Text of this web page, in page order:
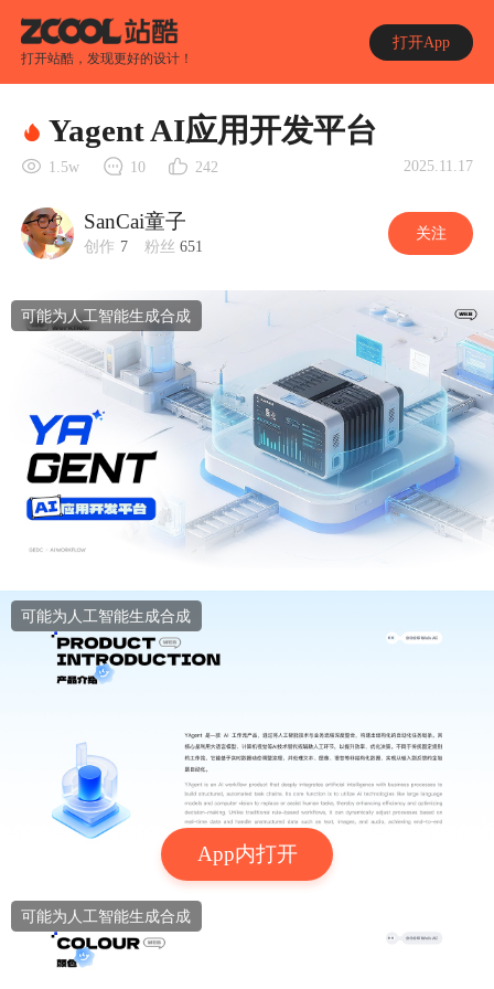
打开站酷，发现更好的设计！
打开App
App内打开
Yagent AI应用开发平台
1.5w 10 242 2025.11.17
SanCai童子
创作 7 粉丝 651
关注
可能为人工智能生成合成
可能为人工智能生成合成
可能为人工智能生成合成